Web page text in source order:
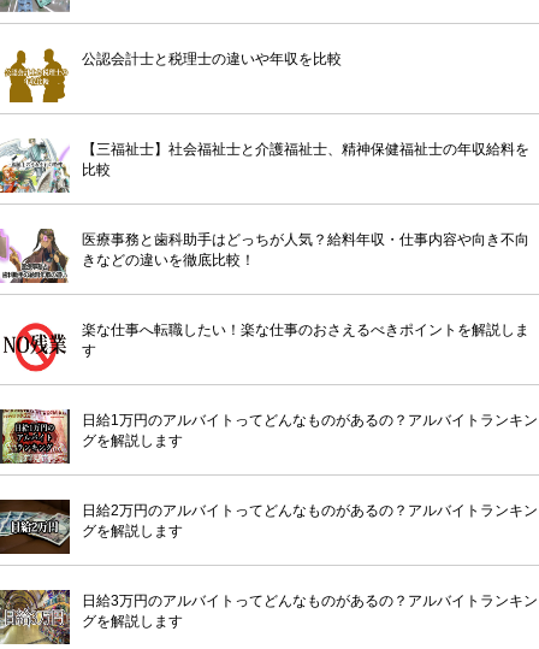
公認会計士と税理士の違いや年収を比較
【三福祉士】社会福祉士と介護福祉士、精神保健福祉士の年収給料を
比較
医療事務と歯科助手はどっちが人気？給料年収・仕事内容や向き不向
きなどの違いを徹底比較！
楽な仕事へ転職したい！楽な仕事のおさえるべきポイントを解説しま
す
日給1万円のアルバイトってどんなものがあるの？アルバイトランキン
グを解説します
日給2万円のアルバイトってどんなものがあるの？アルバイトランキン
グを解説します
日給3万円のアルバイトってどんなものがあるの？アルバイトランキン
グを解説します